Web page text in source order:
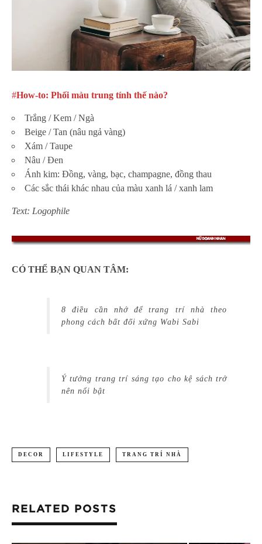
#How-to: Phối màu trung tính thế nào?
Trắng / Kem / Ngà
Beige / Tan (nâu ngả vàng)
Xám / Taupe
Nâu / Đen
Ánh kim: Đồng, vàng, bạc, champagne, đồng thau
Các sắc thái khác nhau của màu xanh lá / xanh lam
Text: Logophile
CÓ THỂ BẠN QUAN TÂM:
8 điều cần nhớ để trang trí nhà theo
phong cách bất đối xứng Wabi Sabi
Ý tưởng trang trí sáng tạo cho kệ sách trở
nên nổi bật
DECOR LIFESTYLE TRANG TRÍ NHÀ
RELATED POSTS